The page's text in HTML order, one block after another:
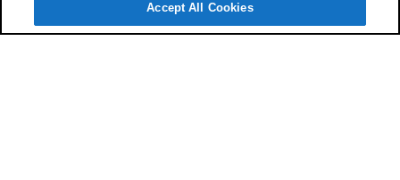
代理店に
相談予約
Accept All Cookies